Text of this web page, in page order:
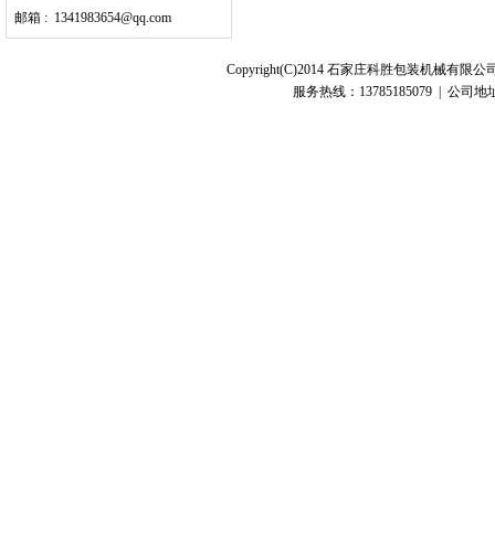
邮箱 : 1341983654@qq.com
Copyright(C)2014 石家庄科胜包装机械有限
服务热线：13785185079 | 公司